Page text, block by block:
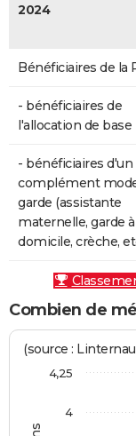
2024
Bénéficiaires de la
- bénéficiaires de
l'allocation de base
- bénéficiaires d'un
complément
garde (assistante
maternelle, garde à
domicile, crèche,
Combien de
(source :
4
4,25